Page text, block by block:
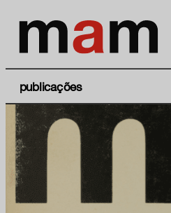
publicações